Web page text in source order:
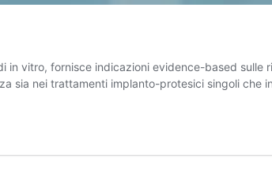
in vitro, fornisce indicazioni evidence-based
sia nei trattamenti implanto-protesici singoli che